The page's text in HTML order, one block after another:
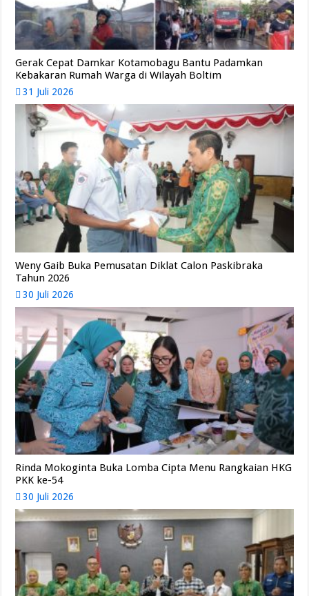
Gerak Cepat Damkar Kotamobagu Bantu Padamkan
Kebakaran Rumah Warga di Wilayah Boltim
31 Juli 2026
Weny Gaib Buka Pemusatan Diklat Calon Paskibraka
Tahun 2026
30 Juli 2026
Rinda Mokoginta Buka Lomba Cipta Menu Rangkaian HKG
PKK ke-54
30 Juli 2026